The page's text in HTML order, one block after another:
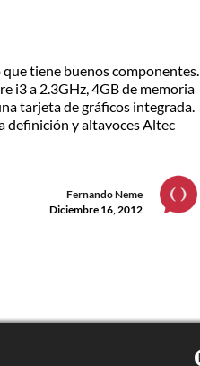
tiene buenos componentes.
i3 a 2.3GHz, 4GB de memoria
tarjeta de gráficos integrada.
definición y altavoces Altec
Fernando Neme
Diciembre 16, 2012